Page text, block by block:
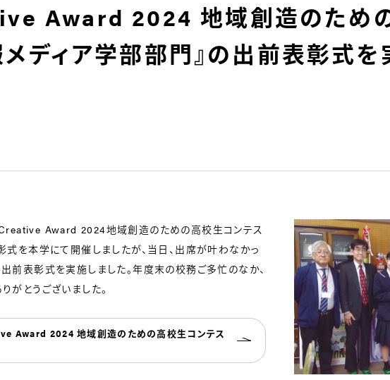
Award 2024 地域創造のため
メディア学部部門』の出前表彰式を
Award 2024地域創造のための高校生コンテス
式を本学にて開催しましたが、当日、出席が叶わなかっ
前表彰式を実施しました。年度末の校務ご多忙のなか、
がとうございました。
Award 2024 地域創造のための高校生コンテス